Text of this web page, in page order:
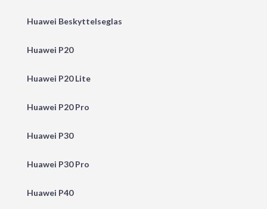
Huawei Beskyttelseglas
Huawei P20
Huawei P20 Lite
Huawei P20 Pro
Huawei P30
Huawei P30 Pro
Huawei P40